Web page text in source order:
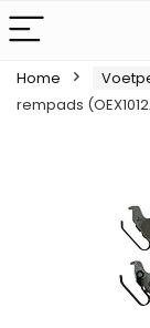
Home
rempads